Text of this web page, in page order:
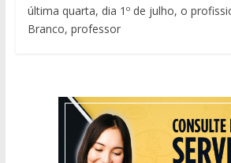
última quarta, dia 1º de julho, o
Branco, professor